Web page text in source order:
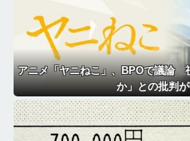
アニメ「ヤニねこ」、BPOで議
か」との批判